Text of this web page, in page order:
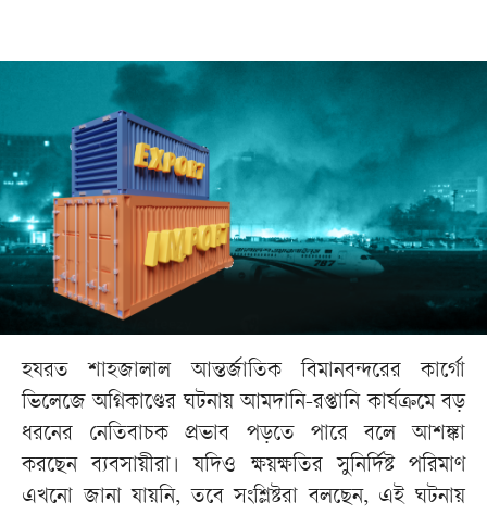
হযরত শাহজালাল আন্তর্জাতিক বিমানবন্দরের কার্গো
ভিলেজে অগ্নিকাণ্ডের ঘটনায় আমদানি-রপ্তানি কার্যক্রমে বড়
ধরনের নেতিবাচক প্রভাব পড়তে পারে বলে আশঙ্কা
করছেন ব্যবসায়ীরা। যদিও ক্ষয়ক্ষতির সুনির্দিষ্ট পরিমাণ
এখনো জানা যায়নি, তবে সংশ্লিষ্টরা বলছেন, এই ঘটনায়